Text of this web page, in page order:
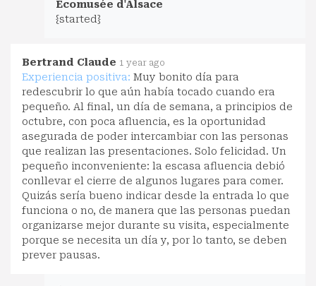
Écomusée d'Alsace
{started}
Bertrand Claude 1 year ago
Experiencia positiva: Muy bonito día para
redescubrir lo que aún había tocado cuando era
pequeño. Al final, un día de semana, a principios de
octubre, con poca afluencia, es la oportunidad
asegurada de poder intercambiar con las personas
que realizan las presentaciones. Solo felicidad. Un
pequeño inconveniente: la escasa afluencia debió
conllevar el cierre de algunos lugares para comer.
Quizás sería bueno indicar desde la entrada lo que
funciona o no, de manera que las personas puedan
organizarse mejor durante su visita, especialmente
porque se necesita un día y, por lo tanto, se deben
prever pausas.